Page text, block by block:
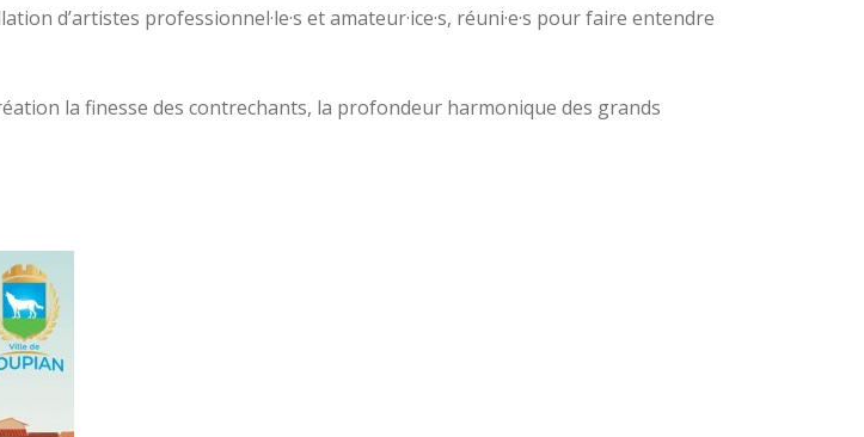
d’artistes professionnel·le·s et amateur·ice·s, réuni·e·s pour faire entendre
la finesse des contrechants, la profondeur harmonique des grands